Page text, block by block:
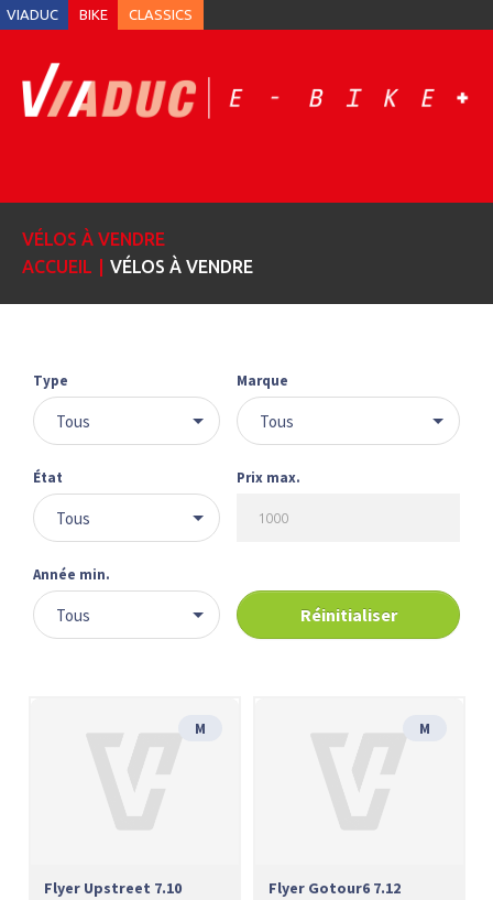
VIADUC BIKE CLASSICS
VÉLOS À VENDRE
ACCUEIL
VÉLOS À VENDRE
Type
Tous
Marque
Tous
État
Tous
Prix max.
Année min.
Tous Réinitialiser
M
Flyer Upstreet 7.10
M
Flyer Gotour6 7.12